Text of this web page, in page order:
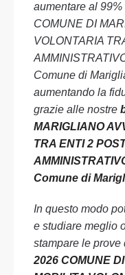
aumentare al
COMUNE DI
VOLONTARIA
Comune di
aumentando la
grazie alle nostre
MARIGLIANO
TRA ENTI 2
Comune di
In questo modo
e studiare meglio
stampare le prove
2026 COMUNE